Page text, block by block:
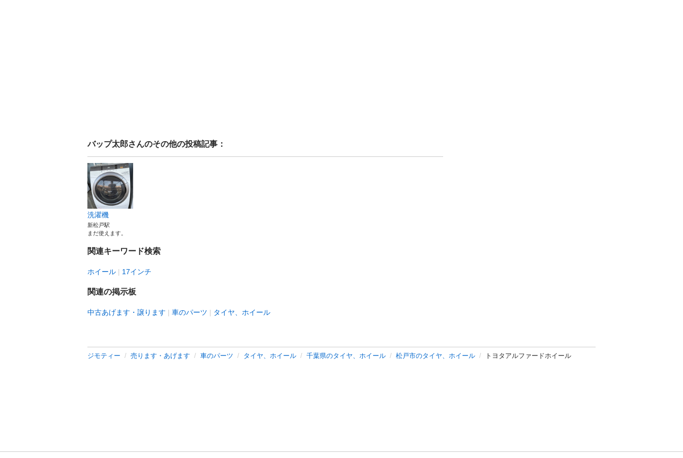
バップ太郎さんのその他の投稿記事：
洗濯機
新松戸駅
まだ使えます。
関連キーワード検索
ホイール 17インチ
関連の掲示板
中古あげます・譲ります 車のパーツ タイヤ、ホイール
ジモティー 売ります・あげます 車のパーツ タイヤ、ホイール 千葉県のタイヤ、ホイール 松戸市のタイヤ、ホイール トヨタアルファードホイール